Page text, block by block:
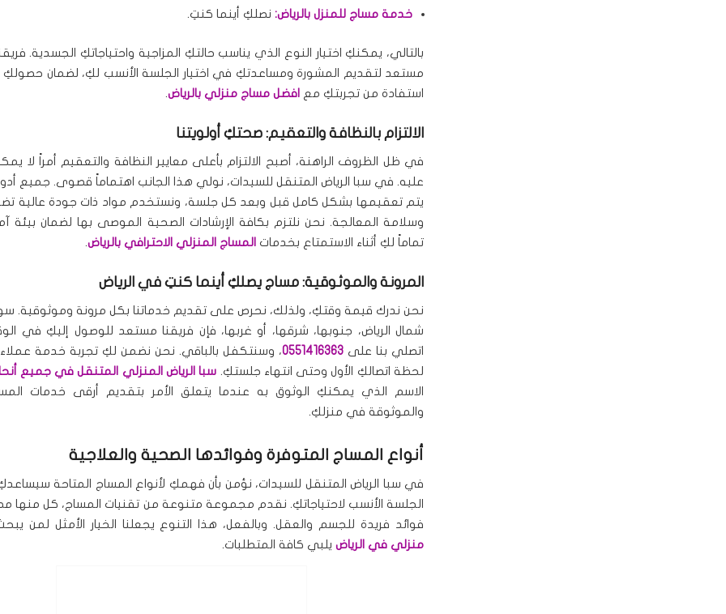
خدمة مساج للمنزل بالرياض:نصلكِ أينما كنتِ.
بالتالي، يمكنكِ اختيار النوع الذي يناسب حالتكِ المزاجية واحتياجاتكِ الجسدية.
مستعد لتقديم المشورة ومساعدتكِ في اختيار الجلسة الأنسب لكِ، لضمان
استفادة من تجربتكِ مع افضل مساج منزلي بالرياض.
الالتزام بالنظافة والتعقيم: صحتكِ أولويتنا
في ظل الظروف الراهنة، أصبح الالتزام بأعلى معايير النظافة والتعقيم أمراً لا
عليه. في سبا الرياض المتنقل للسيدات، نولي هذا الجانب اهتماماً قصوى. جميع
يتم تعقيمها بشكل كامل قبل وبعد كل جلسة، ونستخدم مواد ذات جودة عالية
وسلامة المعالجة. نحن نلتزم بكافة الإرشادات الصحية الموصى بها لضمان بيئة
تماماً لكِ أثناء الاستمتاع بخدمات المساج المنزلي الاحترافي بالرياض.
المرونة والموثوقية: مساج يصلكِ أينما كنتِ في الرياض
نحن ندرك قيمة وقتكِ، ولذلك، نحرص على تقديم خدماتنا بكل مرونة وموثوقية.
شمال الرياض، جنوبها، شرقها، أو غربها، فإن فريقنا مستعد للوصول إليكِ في
اتصلي بنا على 0551416363، وسنتكفل بالباقي. نحن نضمن لكِ تجربة خدمة عملاء
لحظة اتصالكِ الأول وحتى انتهاء جلستكِ. سبا الرياض المنزلي المتنقل في جميع
الاسم الذي يمكنكِ الوثوق به عندما يتعلق الأمر بتقديم أرقى خدمات
والموثوقة في منزلكِ.
أنواع المساج المتوفرة وفوائدها الصحية والعلاجية
في سبا الرياض المتنقل للسيدات، نؤمن بأن فهمكِ لأنواع المساج المتاحة
الجلسة الأنسب لاحتياجاتكِ. نقدم مجموعة متنوعة من تقنيات المساج، كل منها
فوائد فريدة للجسم والعقل. وبالفعل، هذا التنوع يجعلنا الخيار الأمثل لمن
منزلي في الرياضيلبي كافة المتطلبات.